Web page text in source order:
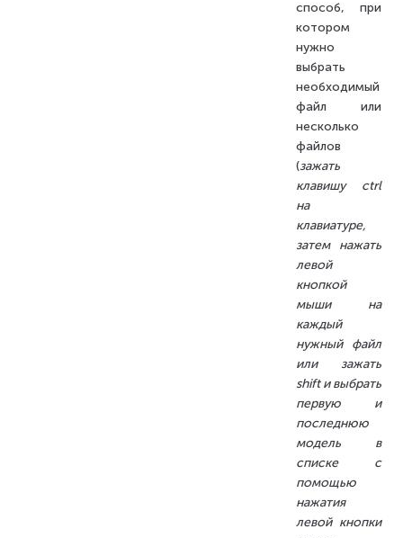
способ, при
котором
нужно
выбрать
необходимый
файл или
несколько
файлов
(зажать
клавишу ctrl
на
клавиатуре,
затем нажать
левой
кнопкой
мыши на
каждый
нужный файл
или зажать
shift и выбрать
первую и
последнюю
модель в
списке с
помощью
нажатия
левой кнопки